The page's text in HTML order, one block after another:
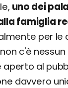
uno dei
famiglia
per le
c'è
al
davvero